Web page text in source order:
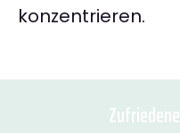
konzentrieren.